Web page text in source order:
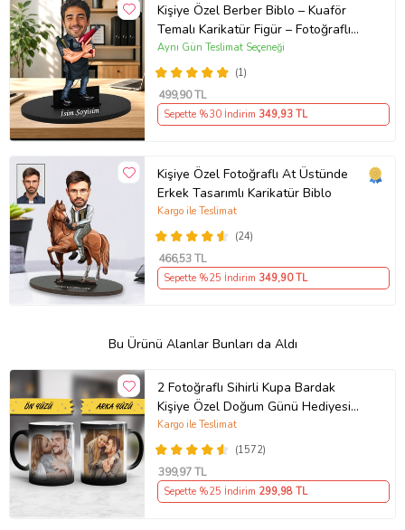
Kişiye Özel Berber Biblo – Kuaför
Temalı Karikatür Figür – Fotoğraflı
İsim Yazılı Hediye Saç Tasarım
Uzmanına Hediye Karikatür Biblo -
Fön Makinesi ve Tarak Detaylı Erkek
Kuaförüne Özel Esprili Karikatür
Biblo
(1)
Aynı Gün Teslimat Seçeneği
499,90 TL
Sepette %30 İndirim 349,93 TL
Kişiye Özel Fotoğraflı At Üstünde
Erkek Tasarımlı Karikatür Biblo
(24)
Kargo ile Teslimat
466,53 TL
Sepette %25 İndirim 349,90 TL
Bu Ürünü Alanlar Bunları da Aldı
2 Fotoğraflı Sihirli Kupa Bardak
Kişiye Özel Doğum Günü Hediyesi
Sevgiliye Hediye Anneye Babaya
Ablaya Abiye Kız Erkek Kardeşe
Arkadaşa Resimli Günü Yıl Dönümü
Hediyesi
(1572)
Kargo ile Teslimat
399,97 TL
Sepette %25 İndirim 299,98 TL